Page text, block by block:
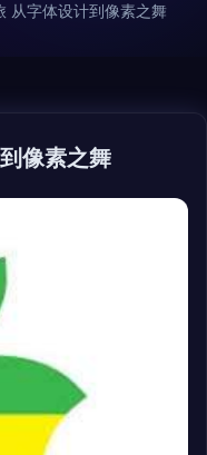
从字体设计到像素之舞
像素之舞